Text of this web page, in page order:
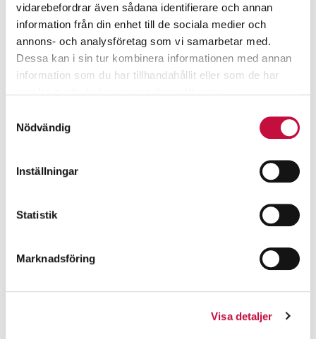
vidarebefordrar även sådana identifierare och annan
information från din enhet till de sociala medier och
annons- och analysföretag som vi samarbetar med.
Dessa kan i sin tur kombinera informationen med annan
information som du har tillhandahållit eller som de har
Nödvändig
Inställningar
Statistik
Marknadsföring
Visa detaljer